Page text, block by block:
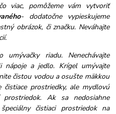
viac, pomôžeme vám vytvoriť
- dodatočne vypieskujeme
obrázok, či značku. Neváhajte
riadu. Nenechávajte
nápoje a jedlo. Krígel umývajte
čistou vodou a osušte mäkkou
čistiace prostriedky, ale mydlovú
Ak sa nedosiahne
čistiaci prostriedok na